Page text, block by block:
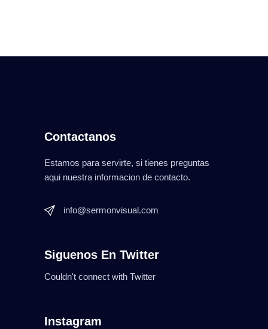
Contactanos
Estamos para servirte, si tienes preguntas
aqui nuestra informacion de contacto.
info@sermonvisual.com
Siguenos En Twitter
Couldn't connect with Twitter
Instagram